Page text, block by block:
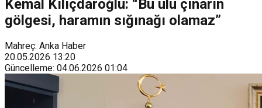
Kemal Kılıçdaroğlu: “Bu ulu çınarın
gölgesi, haramın sığınağı olamaz”
Mahreç: Anka Haber
20.05.2026 13:20
Güncelleme: 04.06.2026 01:04